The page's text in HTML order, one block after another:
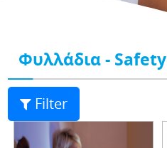
Φυλλάδια - Safety
Filter